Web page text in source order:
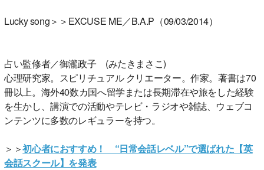
Lucky song＞＞EXCUSE ME／B.A.P（09/03/2014）
占い監修者／御瀧政子 (みたきまさこ)
心理研究家。スピリチュアル クリエーター。作家。著書は70
冊以上。海外40数カ国へ留学または長期滞在や旅をした経験
を生かし、講演での活動やテレビ・ラジオや雑誌、ウェブコ
ンテンツに多数のレギュラーを持つ。
＞＞初心者におすすめ！ “日常会話レベル”で選ばれた【英
会話スクール】を発表